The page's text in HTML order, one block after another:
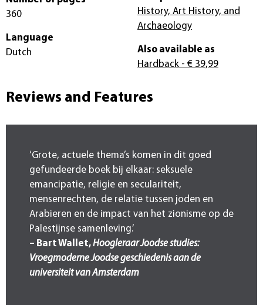
360
Language
Dutch
History, Art History, and
Archaeology
Also available as
Hardback - € 39,99
Reviews and Features
‘Grote, actuele thema’s komen in dit goed
gefundeerde boek bij elkaar: seksuele
emancipatie, religie en seculariteit,
mensenrechten, de relatie tussen joden en
Arabieren en de impact van het zionisme op de
Palestijnse samenleving.’
– Bart Wallet,Hoogleraar Joodse studies:
Vroegmoderne Joodse geschiedenis aan de
universiteit van Amsterdam